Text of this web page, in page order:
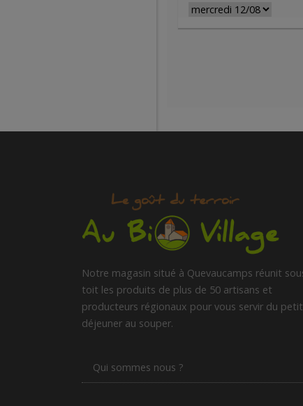
Notre magasin situé à Quevaucamps réunit
toit les produits de plus de 50 artisans et
producteurs régionaux pour vous servir du petit
déjeuner au souper.
Qui sommes nous ?